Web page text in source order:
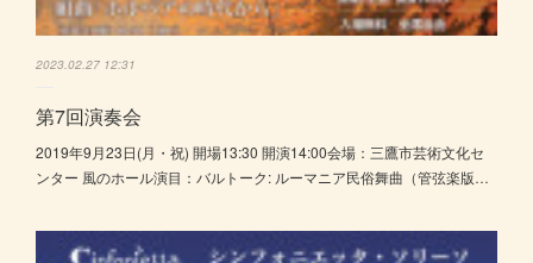
2023.02.27 12:31
第7回演奏会
2019年9月23日(月・祝) 開場13:30 開演14:00会場：三鷹市芸術文化セ
ンター 風のホール演目：バルトーク: ルーマニア民俗舞曲（管弦楽版…